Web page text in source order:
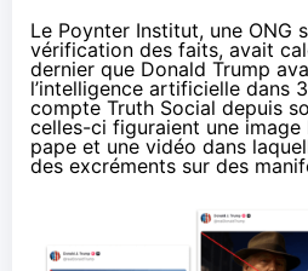
Le Poynter Institut, une ONG
vérification des faits, avait
dernier que Donald Trump
l’intelligence artificielle dans
compte Truth Social depuis
celles-ci figuraient une image
pape et une vidéo dans
des excréments sur des